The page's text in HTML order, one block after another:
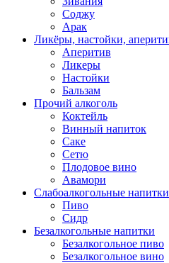
Соджу
Арак
Ликёры, настойки,
Аперитив
Ликеры
Настойки
Бальзам
Прочий алкоголь
Коктейль
Винный напиток
Саке
Сетю
Плодовое вино
Авамори
Слабоалкогольные напитки
Пиво
Сидр
Безалкогольные напитки
Безалкогольное пиво
Безалкогольное вино